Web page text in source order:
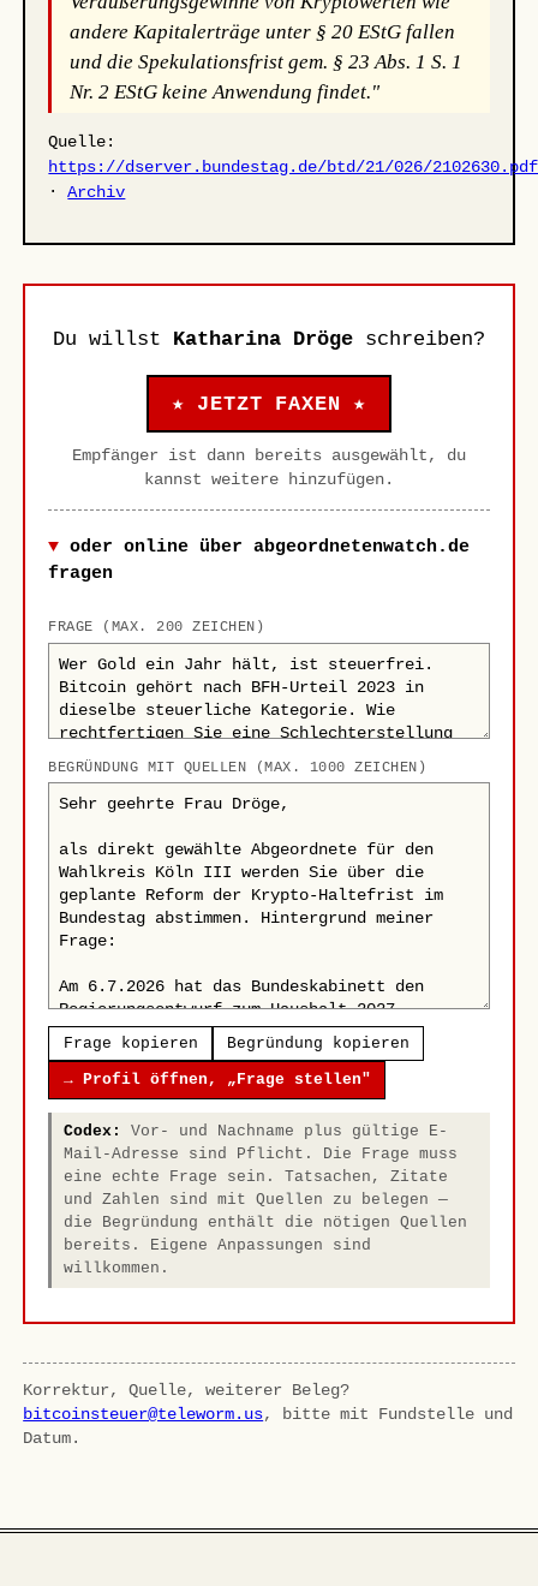
andere Kapitalerträge unter § 20 EStG fallen
und die Spekulationsfrist gem. § 23 Abs. 1 S. 1
Nr. 2 EStG keine Anwendung findet."
Quelle:
https://dserver.bundestag.de/btd/21/026/2102630.pdf
·Archiv
Du willst Katharina Dröge schreiben?
★ JETZT FAXEN ★
Empfänger ist dann bereits ausgewählt, du
kannst weitere hinzufügen.
oder online über abgeordnetenwatch.de
fragen
FRAGE (MAX. 200 ZEICHEN)
BEGRÜNDUNG MIT QUELLEN (MAX. 1000 ZEICHEN)
Frage kopieren Begründung kopieren
→ Profil öffnen, „Frage stellen"
Codex:
Vor- und Nachname plus gültige E-
Mail-Adresse sind Pflicht. Die Frage muss
eine echte Frage sein. Tatsachen, Zitate
und Zahlen sind mit Quellen zu belegen —
die Begründung enthält die nötigen Quellen
bereits. Eigene Anpassungen sind
willkommen.
Korrektur, Quelle, weiterer Beleg?
bitcoinsteuer@teleworm.us, bitte mit Fundstelle und
Datum.